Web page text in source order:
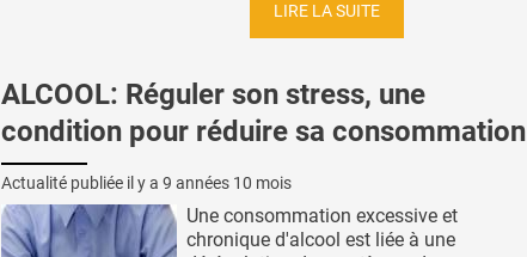
LIRE LA SUITE
ALCOOL: Réguler son stress, une
condition pour réduire sa consommation
Actualité publiée il y a 9 années 10 mois
Une consommation excessive et
chronique d'alcool est liée à une